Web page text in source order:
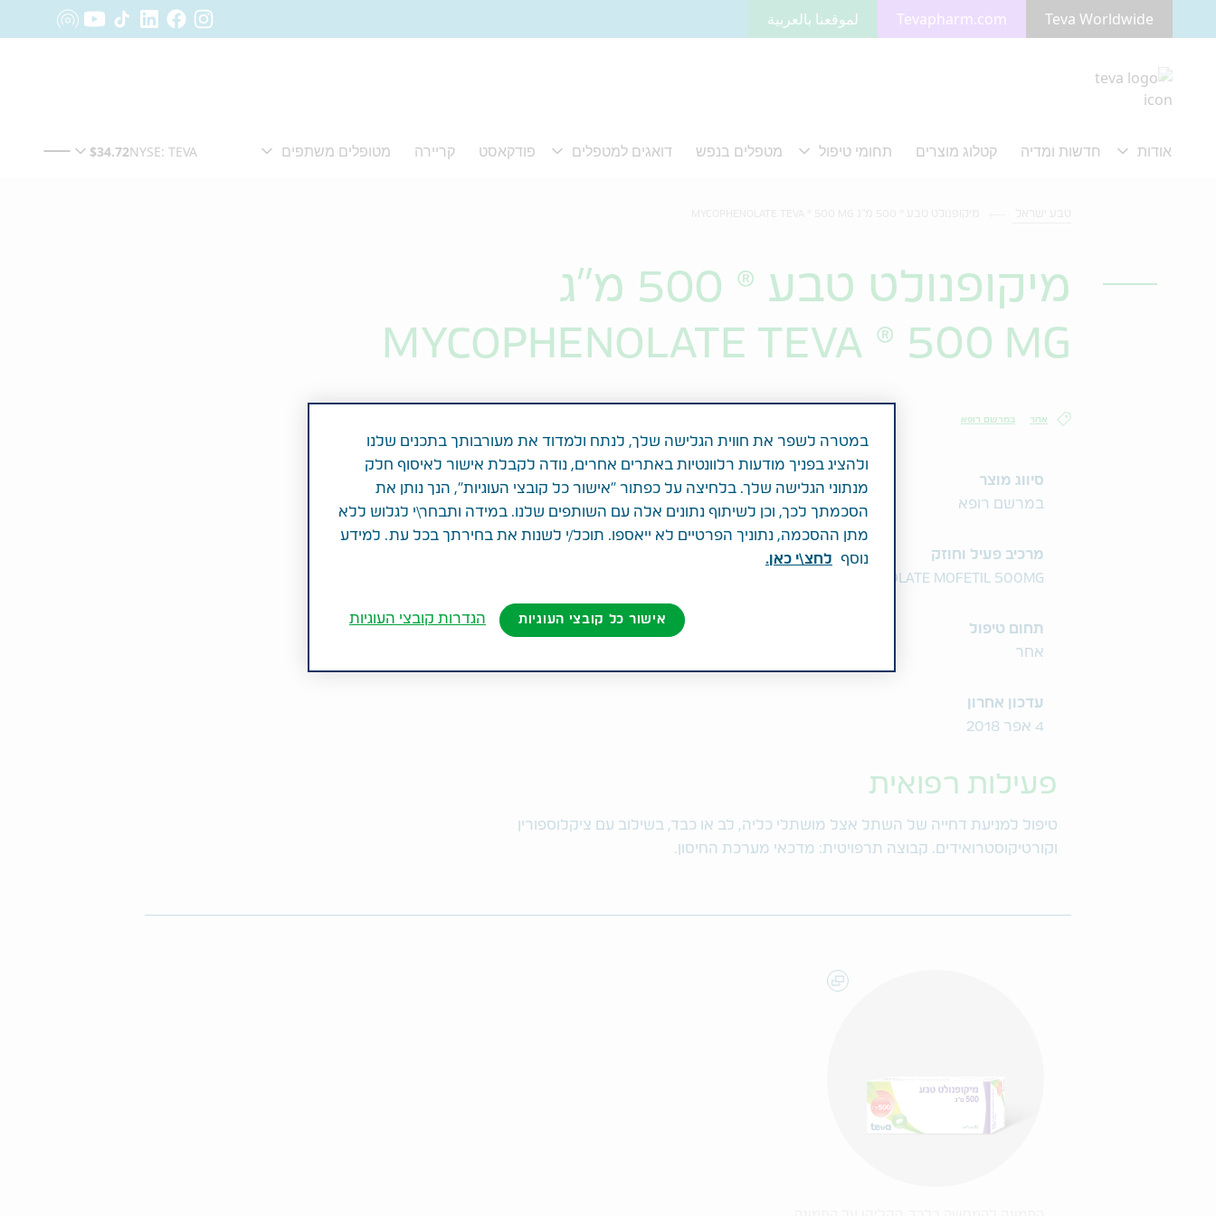
מעבר לתוכן המרכזי
Teva Worldwide
Tevapharm.com لموقعنا بالعربية
מיקופנולט טבע ® 500 מ"ג
MYCOPHENOLATE TEVA ® 500 MG
אחר במרשם רופא
סיווג מוצר
במרשם רופא
מרכיב פעיל וחוזק
MYCOPHENOLATE MOFETIL 500MG
תחום טיפול
אחר
עדכון אחרון
4 אפר 2018
פעילות רפואית
טיפול למניעת דחייה של השתל אצל מושתלי כליה, לב או כבד, בשילוב עם ציקלוספורין
וקורטיקוסטרואידים. קבוצה תרפויטית: מדכאי מערכת החיסון.
במטרה לשפר את חווית הגלישה שלך, לנתח ולמדוד את מעורבותך בתכנים שלנו
ולהציג בפניך מודעות רלוונטיות באתרים אחרים, נודה לקבלת אישור לאיסוף חלק
מנתוני הגלישה שלך. בלחיצה על כפתור "אישור כל קובצי העוגיות", הנך נותן את
הסכמתך לכך, וכן לשיתוף נתונים אלה עם השותפים שלנו. במידה ותבחר\י לגלוש ללא
מתן ההסכמה, נתוניך הפרטיים לא ייאספו. תוכל/י לשנות את בחירתך בכל עת. למידע
נוסף
לחצ\י כאן.
אישור כל קובצי העוגיות הגדרות קובצי העוגיות